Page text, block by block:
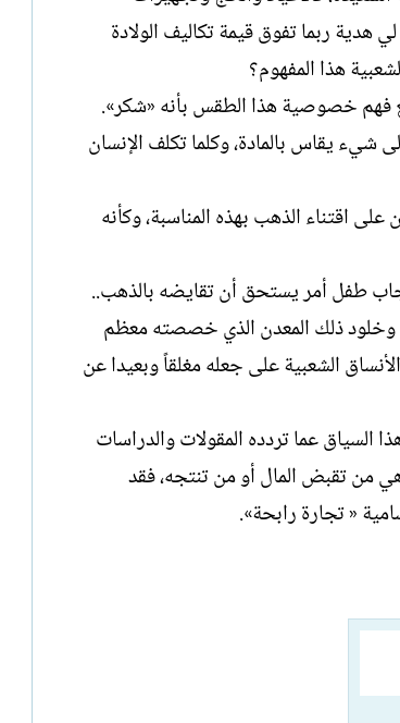
هدية ربما تفوق قيمة تكاليف الولادة
هذا المفهوم؟
فهم خصوصية هذا الطقس بأنه «شكر».
شيء يقاس بالمادة، وكلما تكلف الإنسان
اقتناء الذهب بهذه المناسبة، وكأنه
طفل أمر يستحق أن تقايضه بالذهب..
وخلود ذلك المعدن الذي خصصته معظم
الشعبية على جعله مغلقاً وبعيدا عن
السياق عما تردده المقولات والدراسات
من تقبض المال أو من تنتجه، فقد
« تجارة رابحة».